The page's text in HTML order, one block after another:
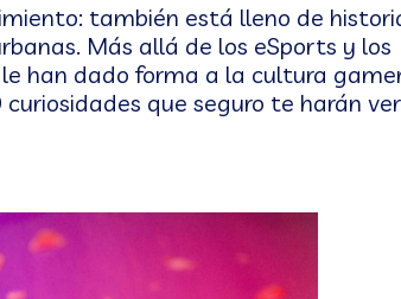
también está lleno de
Más allá de los eSports y los
han dado forma a la cultura
que seguro te harán